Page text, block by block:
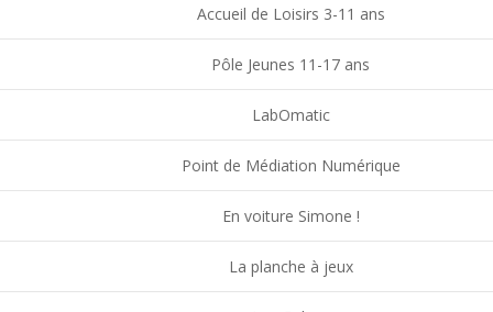
Accueil de Loisirs 3-11 ans
Pôle Jeunes 11-17 ans
LabOmatic
Point de Médiation Numérique
En voiture Simone !
La planche à jeux